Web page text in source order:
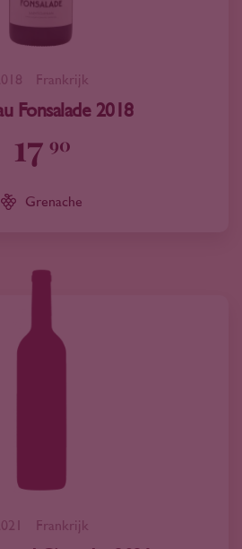
Frankrijk
Fonsalade 2018
17 90
Grenache
Frankrijk